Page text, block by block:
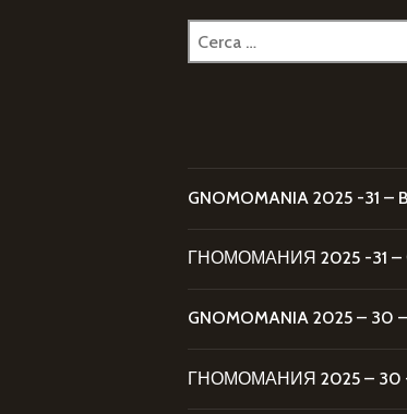
Ricerca
per:
GNOMOMANIA 2025 -31 –
ГНОМОМАНИЯ 2025 -31 –
GNOMOMANIA 2025 – 30
ГНОМОМАНИЯ 2025 – 30 –